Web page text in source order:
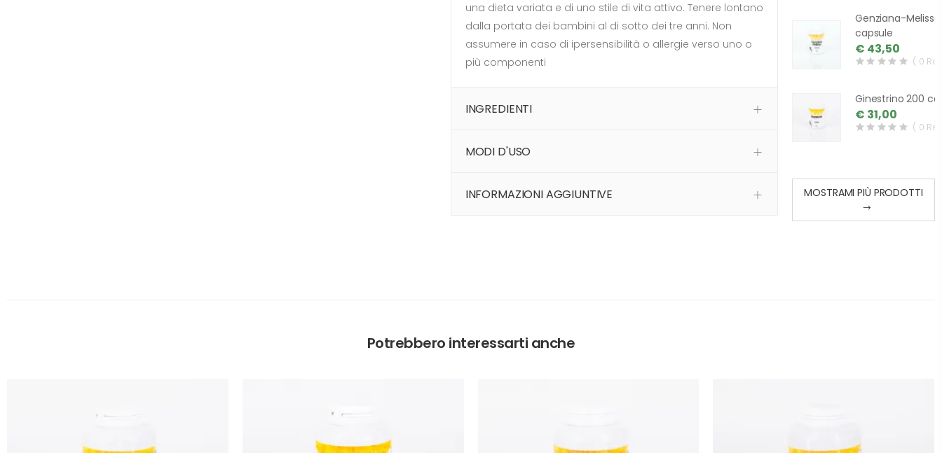
una dieta variata e di uno stile di vita attivo. Tenere lontano
dalla portata dei bambini al di sotto dei tre anni. Non
assumere in caso di ipersensibilità o allergie verso uno o
più componenti
INGREDIENTI
MODI D'USO
INFORMAZIONI AGGIUNTIVE
Genziana-
capsule
€ 43,50
( 0
Ginestrino 200
€ 31,00
( 0
MOSTRAMI PIÙ PRODOTTI
Potrebbero interessarti anche